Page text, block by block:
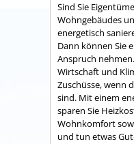
Sind Sie
Wohngebäudes
energetisch
Dann können Sie
Anspruch
Wirtschaft und
Zuschüsse, wenn
sind. Mit einem
sparen Sie
Wohnkomfort
und tun etwas